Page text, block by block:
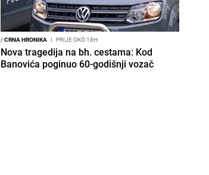
/CRNA HRONIKA I PRIJE OKO 18H
Nova tragedija na bh. cestama: Kod
Banovića poginuo 60-godišnji vozač